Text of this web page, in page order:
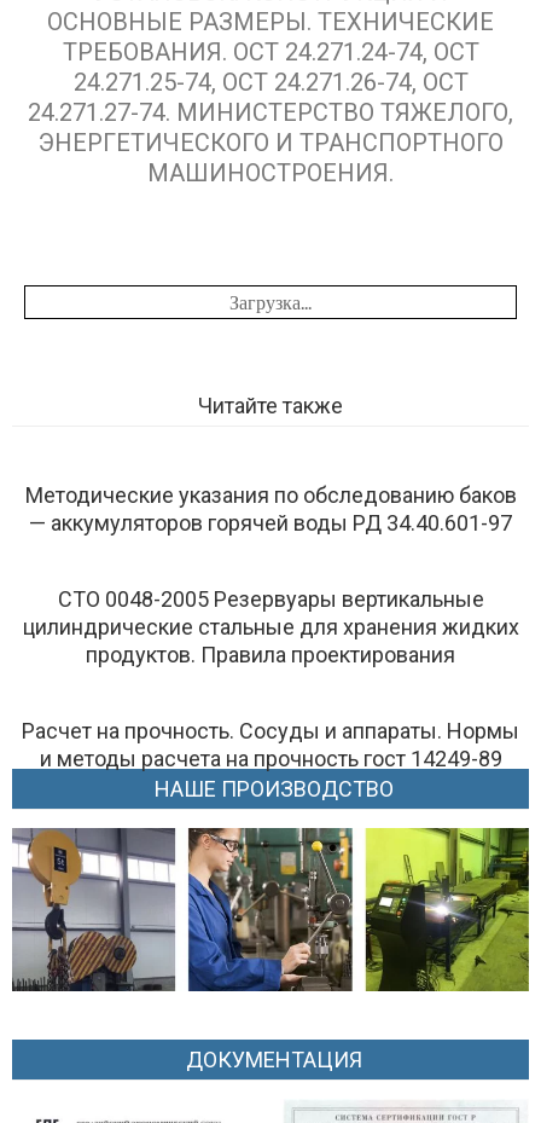
ОСНОВНЫЕ РАЗМЕРЫ. ТЕХНИЧЕСКИЕ
ТРЕБОВАНИЯ. ОСТ 24.271.24-74, ОСТ
24.271.25-74, ОСТ 24.271.26-74, ОСТ
24.271.27-74. МИНИСТЕРСТВО ТЯЖЕЛОГО,
ЭНЕРГЕТИЧЕСКОГО И ТРАНСПОРТНОГО
МАШИНОСТРОЕНИЯ.
Загрузка...
Читайте также
Методические указания по обследованию баков
— аккумуляторов горячей воды РД 34.40.601-97
СТО 0048-2005 Резервуары вертикальные
цилиндрические стальные для хранения жидких
продуктов. Правила проектирования
Расчет на прочность. Сосуды и аппараты. Нормы
и методы расчета на прочность гост 14249-89
НАШЕ ПРОИЗВОДСТВО
ДОКУМЕНТАЦИЯ